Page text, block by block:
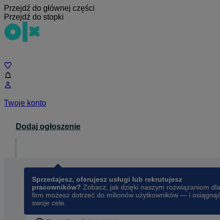
Przejdź do głównej części
Przejdź do stopki
Twoje konto
Dodaj ogłoszenie
Sprzedajesz, oferujesz usługi lub rekrutujesz
pracowników? Zobacz, jak dzięki naszym rozwiązaniom dla
firm możesz dotrzeć do milionów użytkowników — i osiągnąć
swoje cele.